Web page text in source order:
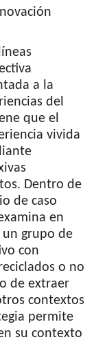
a la
del
que el
vivida
Dentro de
de caso
en
grupo de
con
o no
de extraer
contextos
permite
su contexto